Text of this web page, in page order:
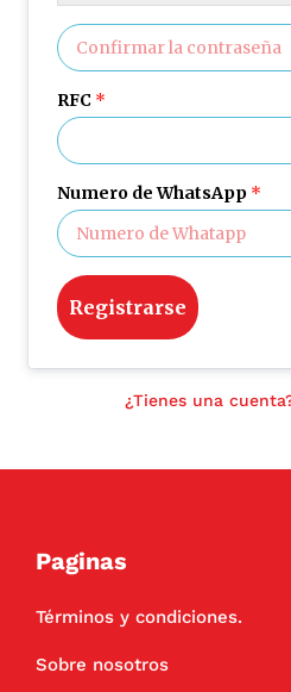
RFC *
Numero de WhatsApp *
¿Tienes una
Paginas
Términos y condiciones.
Sobre nosotros